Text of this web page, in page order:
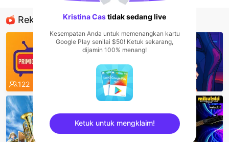
Rekomendasi
122 75
Kristina Castidak sedang live
Kesempatan Anda untuk memenangkan kartu
Google Play senilai $50! Ketuk sekarang,
dijamin 100% menang!
Ketuk untuk mengklaim!